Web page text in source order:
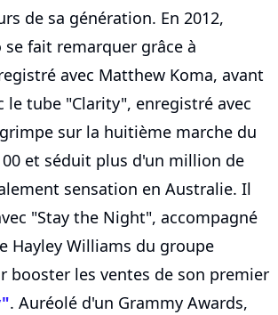
de sa génération. En 2012,
fait remarquer grâce à
avec Matthew Koma, avant
le tube "Clarity", enregistré avec
sur la huitième marche du
et séduit plus d'un million de
sensation en Australie. Il
"Stay the Night", accompagné
Hayley Williams du groupe
booster les ventes de son premier
. Auréolé d'un Grammy Awards,